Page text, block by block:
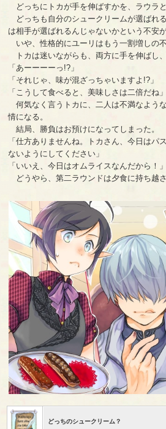
どっちにトカが手を伸ばすかを、ラウラ
どっちも自分のシュークリームが選ばれ
は相手が選ばれるんじゃないかという不安が
いや、性格的にユーリはもう一割増しの
トカは迷いながらも、両方に手を伸ばし、
「あーーーーっ!?」
「それじゃ、味が混ざっちゃいますよ!?」
「こうして食べると、美味しさは二倍だね」
何気なく言うトカに、二人は不満なよう
情になる。
結局、勝負はお預けになってしまった。
「仕方ありませんね。トカさん、今日はパ
ないようにしてください」
「いいえ、今日はオムライスなんだから！」
どうやら、第二ラウンドは夕食に持ち越さ
どっちのシュークリーム？